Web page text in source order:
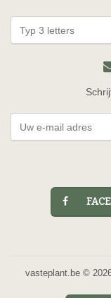
vasteplant.be ©